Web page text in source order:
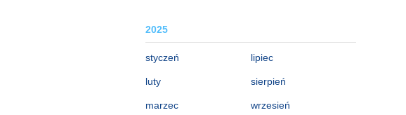
2025
styczeń
luty
marzec
lipiec
sierpień
wrzesień